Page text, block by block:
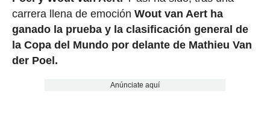
carrera llena de emoción Wout van Aert ha
ganado la prueba y la clasificación general de
la Copa del Mundo por delante de Mathieu Van
der Poel.
Anúnciate aquí